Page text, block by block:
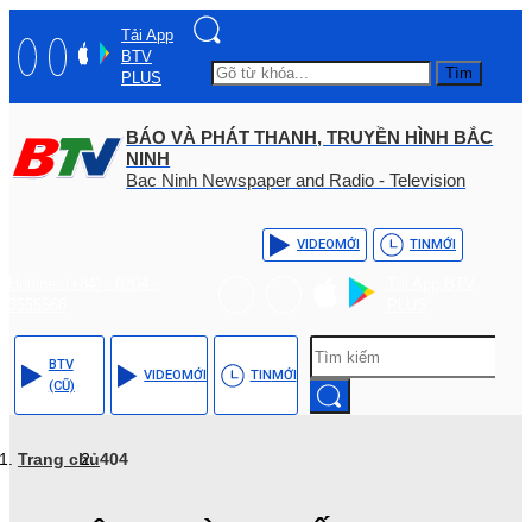
Tải App
BTV
PLUS
Tìm
BÁO VÀ PHÁT THANH, TRUYỀN HÌNH BẮC
NINH
Bac Ninh Newspaper and Radio - Television
VIDEOMỚI TINMỚI
BTV
(CŨ)
VIDEOMỚI TINMỚI
Trang chủ404